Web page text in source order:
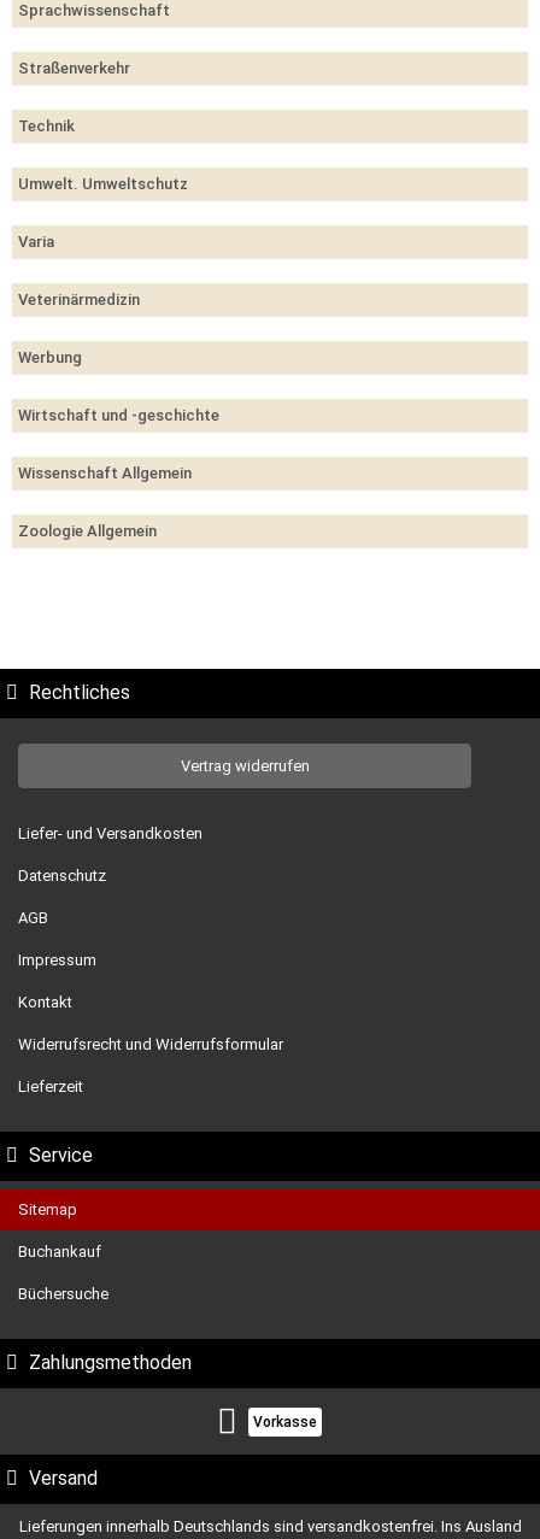
Sprachwissenschaft
Straßenverkehr
Technik
Umwelt. Umweltschutz
Varia
Veterinärmedizin
Werbung
Wirtschaft und -geschichte
Wissenschaft Allgemein
Zoologie Allgemein
Rechtliches
Vertrag widerrufen
Liefer- und Versandkosten
Datenschutz
AGB
Impressum
Kontakt
Widerrufsrecht und Widerrufsformular
Lieferzeit
Service
Sitemap
Buchankauf
Büchersuche
Zahlungsmethoden
Vorkasse
Versand
Lieferungen innerhalb Deutschlands sind versandkostenfrei. Ins Ausland